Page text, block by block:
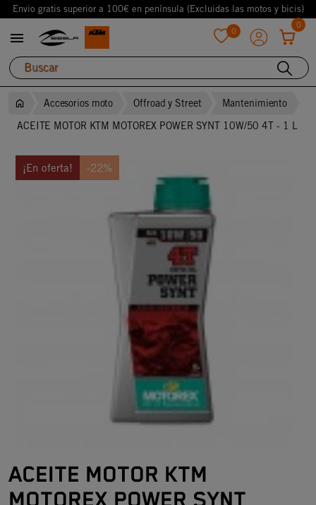
Envio gratis superior a 100€ en península (Excluidas las motos y bicis)
 0
0
Accesorios moto Offroad y Street
Mantenimiento
ACEITE MOTOR KTM MOTOREX POWER SYNT 10W/50 4T - 1 L
¡En oferta! -22%
ACEITE MOTOR KTM